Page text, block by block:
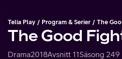
Telia Play Program & Serier The
The Good
Drama2018Avsnitt 11Säsong 249